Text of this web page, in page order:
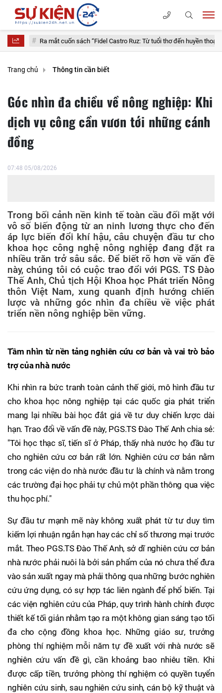
mắt cuốn sách “Fidel Castro Ruz: Từ tuổi thơ đến huyền thoại” Góc
Trang chủ Thông tin cần biết
Góc nhìn đa chiều về nông nghiệp: Khi
dịch vụ công cần vươn tới những cánh
đồng
07:48 05/08/2026
Trong bối cảnh nền kinh tế toàn cầu đối mặt với
vô số biến động từ an ninh lương thực cho đến
áp lực biến đổi khí hậu, câu chuyện đầu tư cho
khoa học công nghệ nông nghiệp đang đặt ra
nhiều trăn trở sâu sắc. Để biết rõ hơn về vấn đề
này, chúng tôi có cuộc trao đổi với PGS. TS Đào
Thế Anh, Chủ tịch Hội Khoa học Phát triển Nông
thôn Việt Nam, xung quanh định hướng chiến
lược và những góc nhìn đa chiều về việc phát
triển nền nông nghiệp bền vững.
Tầm nhìn từ nền tảng nghiên cứu cơ bản và vai trò bảo
trợ của nhà nước
Khi nhìn ra bức tranh toàn cảnh thế giới, mô hình đầu tư
cho khoa học nông nghiệp tại các quốc gia phát triển
mang lại nhiều bài học đắt giá về tư duy chiến lược dài
hạn. Trao đổi về vấn đề này, PGS.TS Đào Thế Anh chia sẻ:
"Tôi học thạc sĩ, tiến sĩ ở Pháp, thấy nhà nước họ đầu tư
cho nghiên cứu cơ bản rất lớn. Nghiên cứu cơ bản nằm
trong các viện do nhà nước đầu tư là chính và nằm trong
các trường đại học phải tự chủ một phần thông qua việc
thu học phí."
Sự đầu tư mạnh mẽ này không xuất phát từ tư duy tìm
kiếm lợi nhuận ngắn hạn hay các chỉ số thương mại trước
mắt. Theo PGS.TS Đào Thế Anh, sở dĩ nghiên cứu cơ bản
nhà nước phải nuôi là bởi sản phẩm của nó chưa thể đưa
vào sản xuất ngay mà phải thông qua những bước nghiên
cứu ứng dụng, có sự hợp tác liên ngành để phổ biến. Tại
các viện nghiên cứu của Pháp, quy trình hành chính được
thiết kế tối giản nhằm tạo ra một không gian sáng tạo tối
đa cho cộng đồng khoa học. Những giáo sư, trưởng
phòng thí nghiệm mỗi năm tự đề xuất với nhà nước sẽ
nghiên cứu vấn đề gì, cần khoảng bao nhiêu tiền. Khi
được cấp tiền, trưởng phòng thí nghiệm có quyền tuyển
nghiên cứu sinh, sau nghiên cứu sinh, cán bộ kỹ thuật và